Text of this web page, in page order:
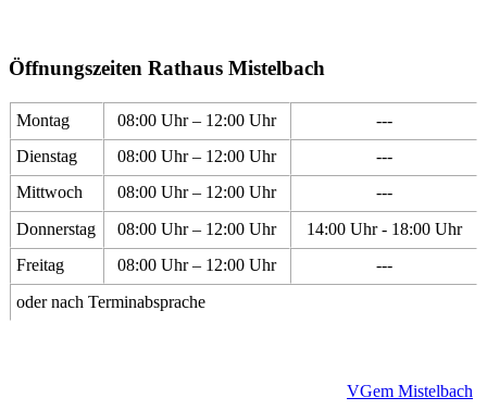
Öffnungszeiten Rathaus Mistelbach
Montag 08:00 Uhr – 12:00 Uhr
---
Dienstag
08:00 Uhr – 12:00 Uhr
---
Mittwoch
08:00 Uhr – 12:00 Uhr
---
Donnerstag
08:00 Uhr – 12:00 Uhr
14:00 Uhr - 18:00 Uhr
Freitag
08:00 Uhr – 12:00 Uhr
---
oder nach Terminabsprache
VGem Mistelbach